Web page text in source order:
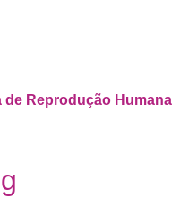
de Reprodução Humana